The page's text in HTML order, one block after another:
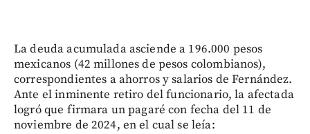
La deuda acumulada asciende a 196.000 pesos
mexicanos (42 millones de pesos colombianos),
correspondientes a ahorros y salarios de Fernández.
Ante el inminente retiro del funcionario, la afectada
logró que firmara un pagaré con fecha del 11 de
noviembre de 2024, en el cual se leía: